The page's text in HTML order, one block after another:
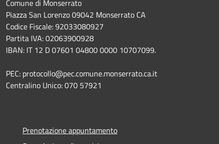
Comune di Monserrato
Piazza San Lorenzo 09042 Monserrato CA
Codice Fiscale: 92033080927
Partita IVA: 02063900928
IBAN: IT 12 D 07601 04800 0000 10707099.
PEC: protocollo@pec.comune.monserrato.ca.it
Centralino Unico: 070 57921
Prenotazione appuntamento